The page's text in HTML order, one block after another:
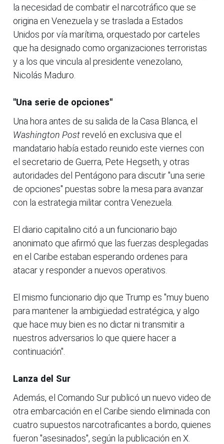
la necesidad de combatir el narcotráfico que se
origina en Venezuela y se traslada a Estados
Unidos por vía marítima, orquestado por carteles
que ha designado como organizaciones terroristas
y a los que vincula al presidente venezolano,
Nicolás Maduro.
"Una serie de opciones"
Una hora antes de su salida de la Casa Blanca, el
Washington Postreveló en exclusiva que el
mandatario había estado reunido este viernes con
el secretario de Guerra, Pete Hegseth, y otras
autoridades del Pentágono para discutir "una serie
de opciones" puestas sobre la mesa para avanzar
con la estrategia militar contra Venezuela.
El diario capitalino citó a un funcionario bajo
anonimato que afirmó que las fuerzas desplegadas
en el Caribe estaban esperando ordenes para
atacar y responder a nuevos operativos.
El mismo funcionario dijo que Trump es "muy bueno
para mantener la ambigüedad estratégica, y algo
que hace muy bien es no dictar ni transmitir a
nuestros adversarios lo que quiere hacer a
continuación".
Lanza del Sur
Además, el Comando Sur publicó un nuevo video de
otra embarcación en el Caribe siendo eliminada con
cuatro supuestos narcotraficantes a bordo, quienes
fueron "asesinados", según la publicación en X.